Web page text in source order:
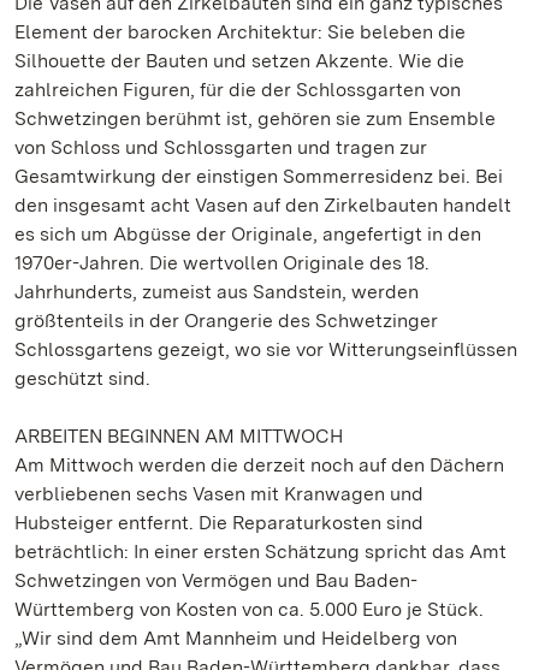
Element der barocken Architektur: Sie beleben die
Silhouette der Bauten und setzen Akzente. Wie die
zahlreichen Figuren, für die der Schlossgarten von
Schwetzingen berühmt ist, gehören sie zum Ensemble
von Schloss und Schlossgarten und tragen zur
Gesamtwirkung der einstigen Sommerresidenz bei. Bei
den insgesamt acht Vasen auf den Zirkelbauten handelt
es sich um Abgüsse der Originale, angefertigt in den
1970er-Jahren. Die wertvollen Originale des 18.
Jahrhunderts, zumeist aus Sandstein, werden
größtenteils in der Orangerie des Schwetzinger
Schlossgartens gezeigt, wo sie vor Witterungseinflüssen
geschützt sind.
ARBEITEN BEGINNEN AM MITTWOCH
Am Mittwoch werden die derzeit noch auf den Dächern
verbliebenen sechs Vasen mit Kranwagen und
Hubsteiger entfernt. Die Reparaturkosten sind
beträchtlich: In einer ersten Schätzung spricht das Amt
Schwetzingen von Vermögen und Bau Baden-
Württemberg von Kosten von ca. 5.000 Euro je Stück.
„Wir sind dem Amt Mannheim und Heidelberg von